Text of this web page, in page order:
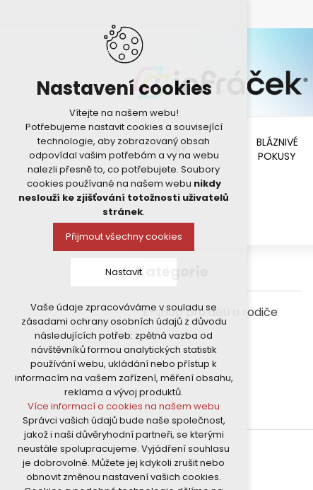
Nastavení cookies
Vítejte na našem webu!
Potřebujeme nastavit cookies a související
technologie, aby zobrazovaný obsah
odpovídal vašim potřebám a vy na webu
nalezli přesně to, co potřebujete. Soubory
cookies používané na našem webu nikdy
neslouží ke zjišťování totožnosti uživatelů
stránek.
Přijmout všechny cookies
Nastavit
Technická cookies
nutná pro provozování webu
udržení kontextu stránek (session):
případná přihlášení, volby jazyka, apod.
Volitelná cookies
analytická pro anonymizované
vyhodnocení návštěvnosti
marketingová cookies (Google)
Více informací o cookies na našem webu
Přijmout všechny cookies
Vaše údaje zpracováváme v souladu se
zásadami ochrany osobních údajů z důvodu
následujících potřeb: zpětná vazba od
návštěvníků formou analytických statistik
používání webu, ukládání nebo přístup k
informacím na vašem zařízení, měření obsahu,
reklama a vývoj produktů.
Více informací o cookies na našem webu
Správci vašich údajů bude naše společnost,
jakož i naši důvěryhodní partneři, se kterými
neustále spolupracujeme. Vyjádření souhlasu
je dobrovolné. Můžete jej kdykoli zrušit nebo
obnovit změnou nastavení vašich cookies.
HRY
BLÁZNIVÉ
POKUSY
Kategorie
E-shop pro děti a rodiče